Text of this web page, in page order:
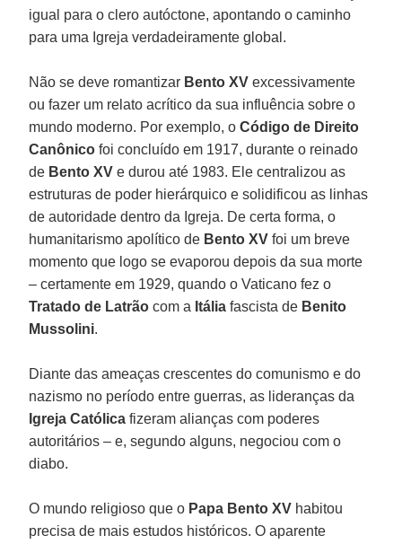
igual para o clero autóctone, apontando o caminho
para uma Igreja verdadeiramente global.
Não se deve romantizar Bento XV excessivamente
ou fazer um relato acrítico da sua influência sobre o
mundo moderno. Por exemplo, oCódigo de Direito
Canônico foi concluído em 1917, durante o reinado
de Bento XV e durou até 1983. Ele centralizou as
estruturas de poder hierárquico e solidificou as linhas
de autoridade dentro da Igreja. De certa forma, o
humanitarismo apolítico de Bento XV foi um breve
momento que logo se evaporou depois da sua morte
– certamente em 1929, quando o Vaticano fez o
Tratado de Latrão com a Itália fascista de Benito
Mussolini.
Diante das ameaças crescentes do comunismo e do
nazismo no período entre guerras, as lideranças da
Igreja Católica fizeram alianças com poderes
autoritários – e, segundo alguns, negociou com o
diabo.
O mundo religioso que o Papa Bento XV habitou
precisa de mais estudos históricos. O aparente